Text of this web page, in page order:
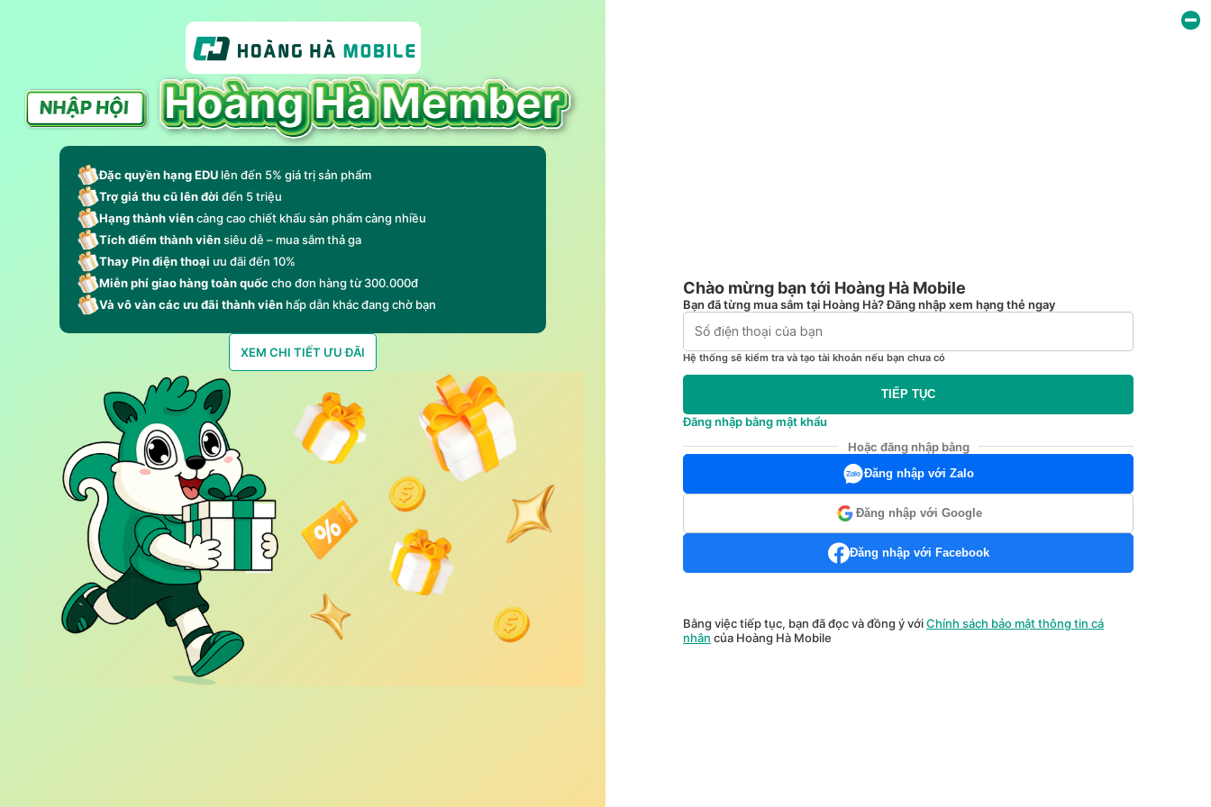
Đặc quyền hạng EDU lên đến 5% giá trị sản phẩm
Trợ giá thu cũ lên đời đến 5 triệu
Hạng thành viêncàng cao chiết khấu sản phẩm càng nhiều
Tích điểm thành viênsiêu dễ – mua sắm thả ga
Thay Pin điện thoại ưu đãi đến 10%
Miễn phí giao hàng toàn quốccho đơn hàng từ 300.000đ
Và vô vàn các ưu đãi thành viên hấp dẫn khác đang chờ bạn
XEM CHI TIẾT ƯU ĐÃI
Chào mừng bạn tới Hoàng Hà Mobile
Bạn đã từng mua sắm tại Hoàng Hà? Đăng nhập xem hạng thẻ ngay
Hệ thống sẽ kiểm tra và tạo tài khoản nếu bạn chưa có
TIẾP TỤC
Đăng nhập bằng mật khẩu
Hoặc đăng nhập bằng
Đăng nhập với Zalo
Đăng nhập với Google
Đăng nhập với Facebook
Bằng việc tiếp tục, bạn đã đọc và đồng ý vớiChính sách bảo mật thông tin cá
nhân của Hoàng Hà Mobile